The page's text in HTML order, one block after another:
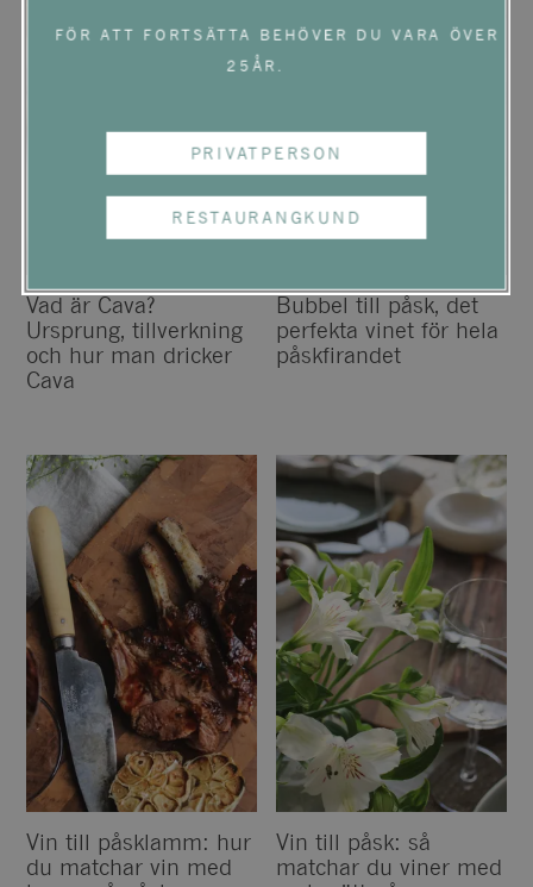
Vad är Cava?
Ursprung, tillverkning
och hur man dricker
Cava
Bubbel till påsk, det
perfekta vinet för hela
påskfirandet
Vin till påsklamm: hur
du matchar vin med
Vin till påsk: så
matchar du viner med
FÖR ATT FORTSÄTTA BEHÖVER DU VARA ÖVER
25ÅR.
PRIVATPERSON
RESTAURANGKUND